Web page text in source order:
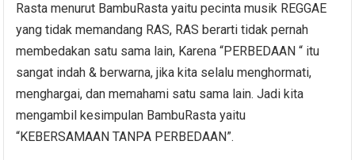
Rasta menurut BambuRasta yaitu pecinta musik REGGAE
yang tidak memandang RAS, RAS berarti tidak pernah
membedakan satu sama lain, Karena “PERBEDAAN “ itu
sangat indah & berwarna, jika kita selalu menghormati,
menghargai, dan memahami satu sama lain. Jadi kita
mengambil kesimpulan BambuRasta yaitu
“KEBERSAMAAN TANPA PERBEDAAN”.